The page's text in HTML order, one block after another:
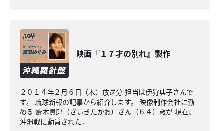
映画『１７才の別れ』製作
２０１４年２月６日（木）放送分 担当は伊狩典子さんで
す。 琉球新報の記事から紹介します。 映像制作会社に勤
める 齋木貴郎（さいきたかお）さん（６４）歳が 現在、
沖縄戦に動員された...